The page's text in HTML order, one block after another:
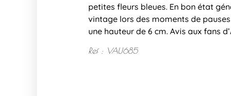
petites fleurs bleues. En bon état
vintage lors des moments de
une hauteur de 6 cm. Avis aux fans
Ref : VAU685